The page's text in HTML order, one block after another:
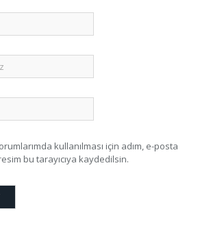
kullanılması için adım, e-posta
bu tarayıcıya kaydedilsin.